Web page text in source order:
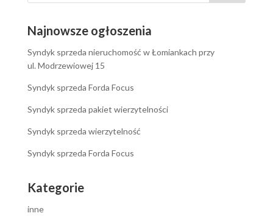
Najnowsze ogłoszenia
Syndyk sprzeda nieruchomość w Łomiankach przy
ul. Modrzewiowej 15
Syndyk sprzeda Forda Focus
Syndyk sprzeda pakiet wierzytelności
Syndyk sprzeda wierzytelność
Syndyk sprzeda Forda Focus
Kategorie
inne